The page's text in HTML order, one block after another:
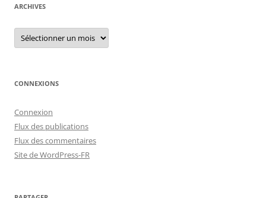
ARCHIVES
Archives
CONNEXIONS
Connexion
Flux des publications
Flux des commentaires
Site de WordPress-FR